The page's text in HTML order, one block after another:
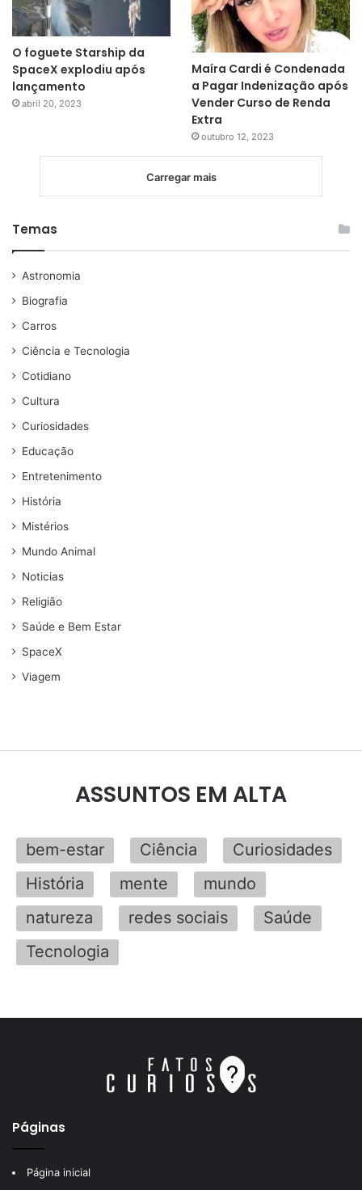
O foguete Starship da
SpaceX explodiu após
lançamento
abril 20, 2023
Maíra Cardi é Condenada
a Pagar Indenização após
Vender Curso de Renda
Extra
outubro 12, 2023
Carregar mais
Temas
Astronomia
Biografia
Carros
Ciência e Tecnologia
Cotidiano
Cultura
Curiosidades
Educação
Entretenimento
História
Mistérios
Mundo Animal
Noticias
Religião
Saúde e Bem Estar
SpaceX
Viagem
ASSUNTOS EM ALTA
bem-estar Ciência
Curiosidades
História
mente
mundo
natureza
redes sociais
Saúde
Tecnologia
Páginas
Página inicial